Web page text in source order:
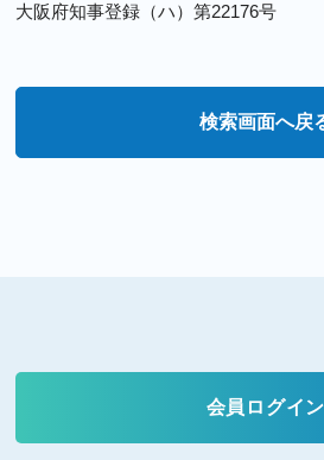
大阪府知事登録（ハ）第22176号
検索画面へ戻
会員ログイン